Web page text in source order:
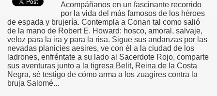
Acompáñanos en un fascinante recorrido
por la vida del más famosos de los héroes
de espada y brujería. Contempla a Conan tal como salió
de la mano de Robert E. Howard: hosco, amoral, salvaje,
veloz para la ira y para la risa. Sigue sus andanzas por las
nevadas planicies aesires, ve con él a la ciudad de los
ladrones, enfréntate a su lado al Sacerdote Rojo, comparte
sus aventuras junto a la tigresa Belit, Reina de la Costa
Negra, sé testigo de cómo arma a los zuagires contra la
bruja Salomé...